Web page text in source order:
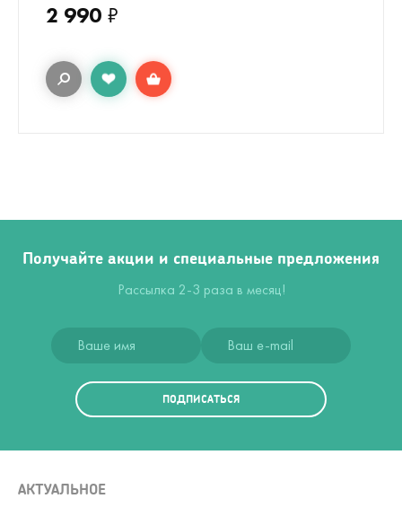
2 990 ₽
Получайте акции и специальные предложения
Рассылка 2-3 раза в месяц!
ПОДПИСАТЬСЯ
АКТУАЛЬНОЕ